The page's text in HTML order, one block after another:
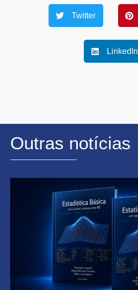
Twitter
LinkedIn
Outras notícias